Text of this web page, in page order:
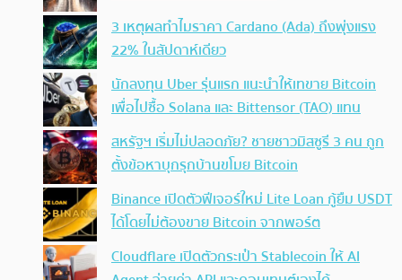
3 เหตุผลทำไมราคา Cardano (Ada) ถึงพุ่งแรง
22% ในสัปดาห์เดียว
นักลงทุน Uber รุ่นแรก แนะนำให้เทขาย Bitcoin
เพื่อไปซื้อ Solana และ Bittensor (TAO) แทน
สหรัฐฯ เริ่มไม่ปลอดภัย? ชายชาวมิสซูรี 3 คน ถูก
ตั้งข้อหาบุกรุกบ้านขโมย Bitcoin
Binance เปิดตัวฟีเจอร์ใหม่ Lite Loan กู้ยืม USDT
ได้โดยไม่ต้องขาย Bitcoin จากพอร์ต
Cloudflare เปิดตัวกระเป๋า Stablecoin ให้ AI